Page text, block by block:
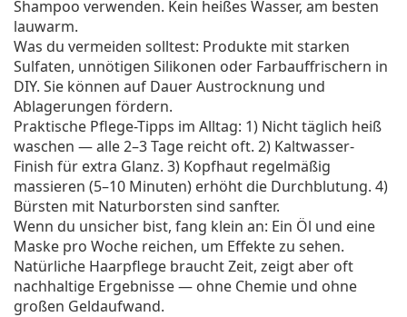
Shampoo verwenden. Kein heißes Wasser, am besten
lauwarm.
Was du vermeiden solltest: Produkte mit starken
Sulfaten, unnötigen Silikonen oder Farbauffrischern in
DIY. Sie können auf Dauer Austrocknung und
Ablagerungen fördern.
Praktische Pflege-Tipps im Alltag: 1) Nicht täglich heiß
waschen — alle 2–3 Tage reicht oft. 2) Kaltwasser-
Finish für extra Glanz. 3) Kopfhaut regelmäßig
massieren (5–10 Minuten) erhöht die Durchblutung. 4)
Bürsten mit Naturborsten sind sanfter.
Wenn du unsicher bist, fang klein an: Ein Öl und eine
Maske pro Woche reichen, um Effekte zu sehen.
Natürliche Haarpflege braucht Zeit, zeigt aber oft
nachhaltige Ergebnisse — ohne Chemie und ohne
großen Geldaufwand.